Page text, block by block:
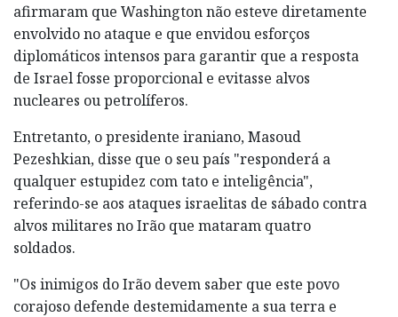
afirmaram que Washington não esteve diretamente
envolvido no ataque e que envidou esforços
diplomáticos intensos para garantir que a resposta
de Israel fosse proporcional e evitasse alvos
nucleares ou petrolíferos.
Entretanto, o presidente iraniano, Masoud
Pezeshkian, disse que o seu país "responderá a
qualquer estupidez com tato e inteligência",
referindo-se aos ataques israelitas de sábado contra
alvos militares no Irão que mataram quatro
soldados.
"Os inimigos do Irão devem saber que este povo
corajoso defende destemidamente a sua terra e